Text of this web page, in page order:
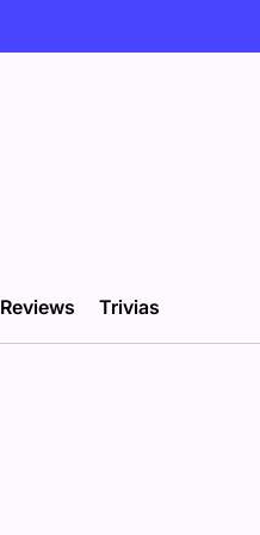
Reviews Trivias